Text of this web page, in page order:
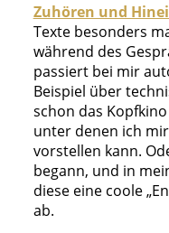
Zuhören und
Texte besonders
während des
passiert bei mir
Beispiel über
schon das
unter denen ich
vorstellen kann.
begann, und in
diese eine coole
ab.